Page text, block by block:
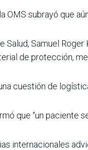
OMS subrayó que
Salud, Samuel
de protección,
cuestión de
que “un paciente
internacionales